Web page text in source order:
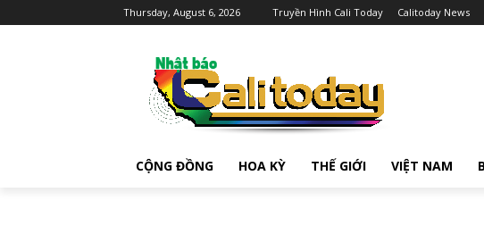
Thursday, August 6, 2026 Truyền Hình Cali Today Calitoday News
CỘNG ĐỒNG HOA KỲ THẾ GIỚI VIỆT NAM